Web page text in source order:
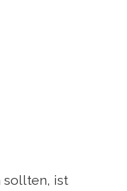
sollten, ist